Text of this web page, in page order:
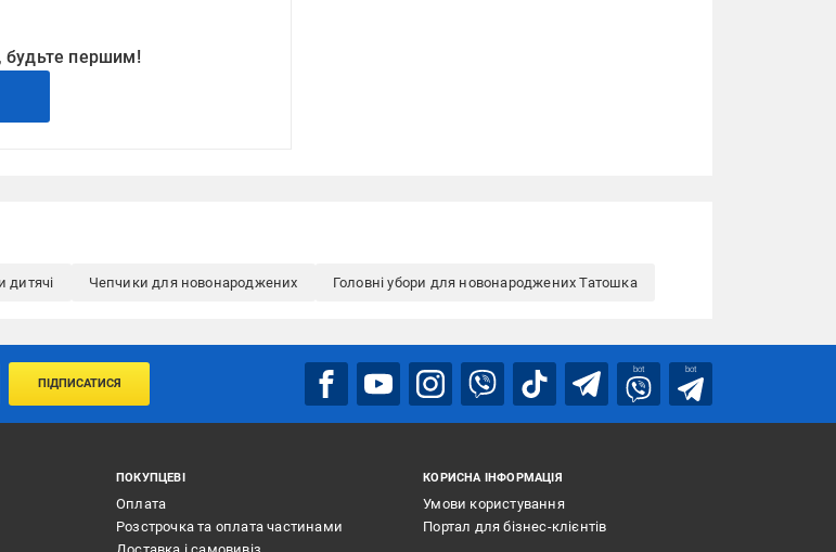
будьте першим!
дитячі Чепчики для новонароджених Головні убори для новонароджених Татошка
ПІДПИСАТИСЯ
bot bot
ПОКУПЦЕВІ
Оплата
Розстрочка та оплата частинами
КОРИСНА ІНФОРМАЦІЯ
Умови користування
Портал для бізнес-клієнтів